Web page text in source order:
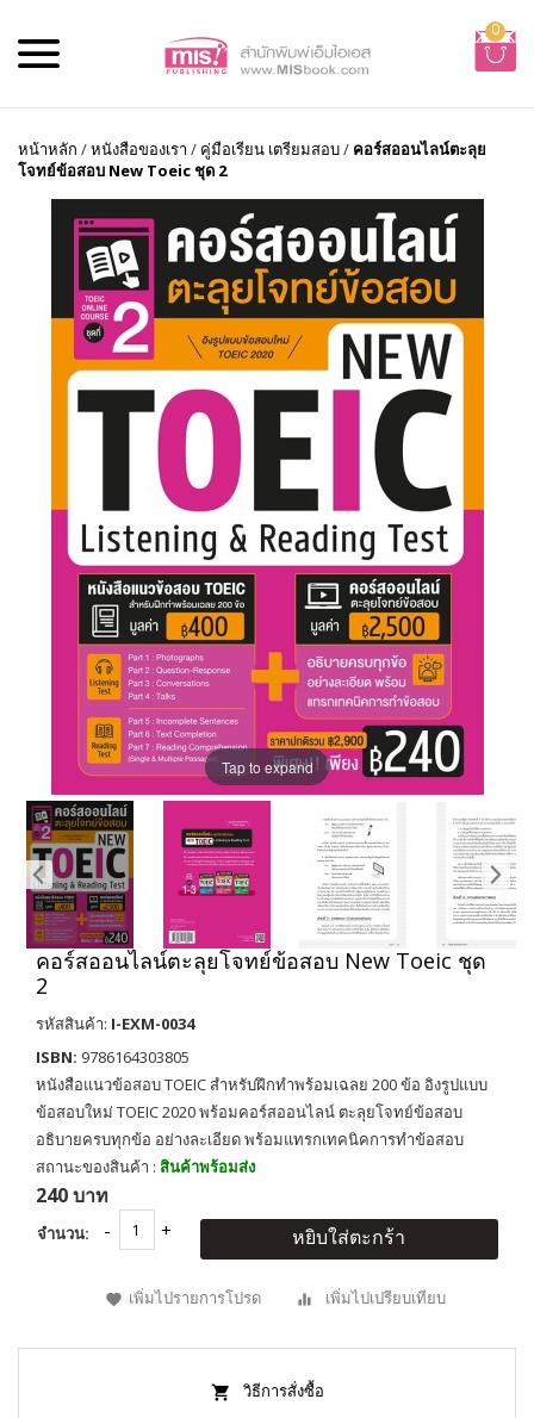
0
หน้าหลัก /หนังสือของเรา / คู่มือเรียน เตรียมสอบ/ คอร์สออนไลน์ตะลุย
โจทย์ข้อสอบ New Toeic ชุด 2
Tap to expand
คอร์สออนไลน์ตะลุยโจทย์ข้อสอบ New Toeic ชุด
2
รหัสสินค้า: I-EXM-0034
ISBN: 9786164303805
หนังสือแนวข้อสอบ TOEIC สำหรับฝึกทำพร้อมเฉลย 200 ข้อ อิงรูปแบบ
ข้อสอบใหม่ TOEIC 2020 พร้อมคอร์สออนไลน์ ตะลุยโจทย์ข้อสอบ
อธิบายครบทุกข้อ อย่างละเอียด พร้อมแทรกเทคนิคการทำข้อสอบ
สถานะของสินค้า : สินค้าพร้อมส่ง
240 บาท
จำนวน: หยิบใส่ตะกร้า
เพิ่มไปรายการโปรด เพิ่มไปเปรียบเทียบ
วิธีการสั่งซื้อ